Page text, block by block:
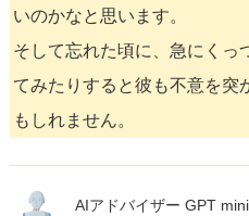
いのかなと思います。
そして忘れた頃に、急にくっ
てみたりすると彼も不意を突
もしれません。
AIアドバイザー GPT mini